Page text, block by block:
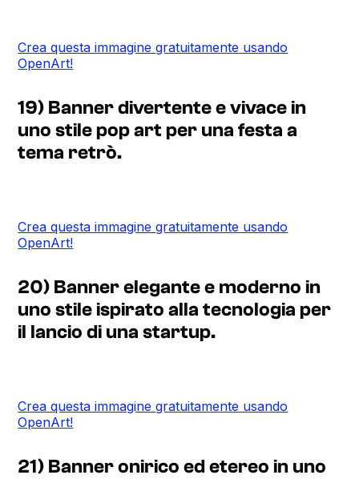
Crea questa immagine gratuitamente usando
OpenArt!
19) Banner divertente e vivace in
uno stile pop art per una festa a
tema retrò.
Crea questa immagine gratuitamente usando
OpenArt!
20) Banner elegante e moderno in
uno stile ispirato alla tecnologia per
il lancio di una startup.
Crea questa immagine gratuitamente usando
OpenArt!
21) Banner onirico ed etereo in uno